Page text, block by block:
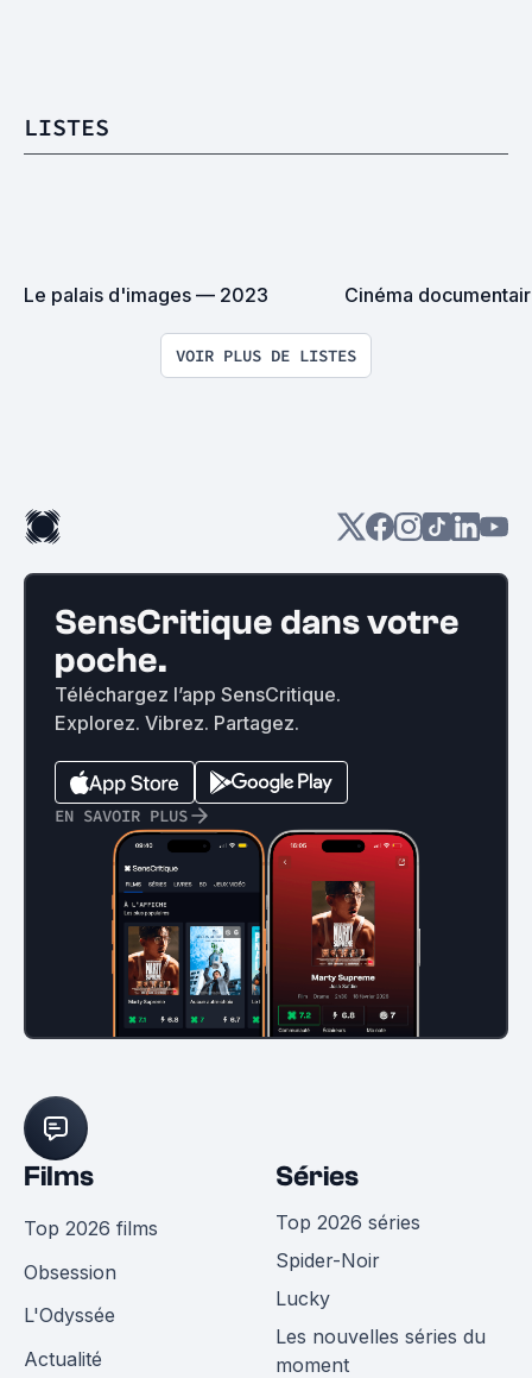
LISTES
Le palais d'images — 2023 Cinéma
VOIR PLUS DE LISTES
SensCritique dans votre
poche.
Téléchargez l’app SensCritique.
Explorez. Vibrez. Partagez.
EN SAVOIR PLUS
Films
Top 2026 films
Obsession
L'Odyssée
Actualité
Séries
Top 2026 séries
Spider-Noir
Lucky
Les nouvelles séries du
moment